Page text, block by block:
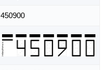
450900